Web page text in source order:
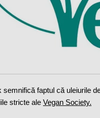
semnifică faptul că uleiurile
stricte ale Vegan Society.